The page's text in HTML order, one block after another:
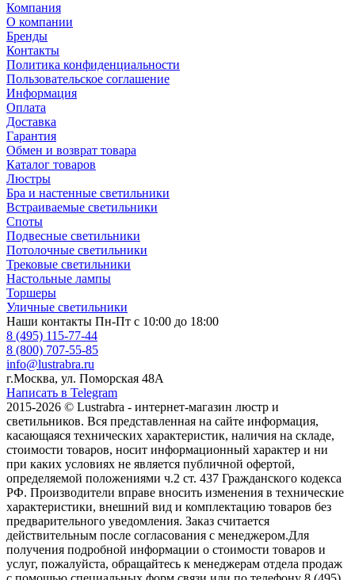
Компания
О компании
Бренды
Контакты
Политика конфиденциальности
Пользовательское соглашение
Информация
Оплата
Доставка
Гарантия
Обмен и возврат товара
Каталог товаров
Люстры
Бра и настенные светильники
Встраиваемые светильники
Споты
Подвесные светильники
Потолочные светильники
Трековые светильники
Настольные лампы
Торшеры
Уличные светильники
Наши контакты Пн-Пт с 10:00 до 18:00
8 (495) 115-77-44
8 (800) 707-55-85
info@lustrabra.ru
г.Москва, ул. Поморская 48А
Написать в Telegram
2015-2026 © Lustrabra - интернет-магазин люстр и
светильников. Вся представленная на сайте информация,
касающаяся технических характеристик, наличия на складе,
стоимости товаров, носит информационный характер и ни
при каких условиях не является публичной офертой,
определяемой положениями ч.2 ст. 437 Гражданского кодекса
РФ. Производители вправе вносить изменения в технические
характеристики, внешний вид и комплектацию товаров без
предварительного уведомления. Заказ считается
действительным после согласования с менеджером.Для
получения подробной информации о стоимости товаров и
услуг, пожалуйста, обращайтесь к менеджерам отдела продаж